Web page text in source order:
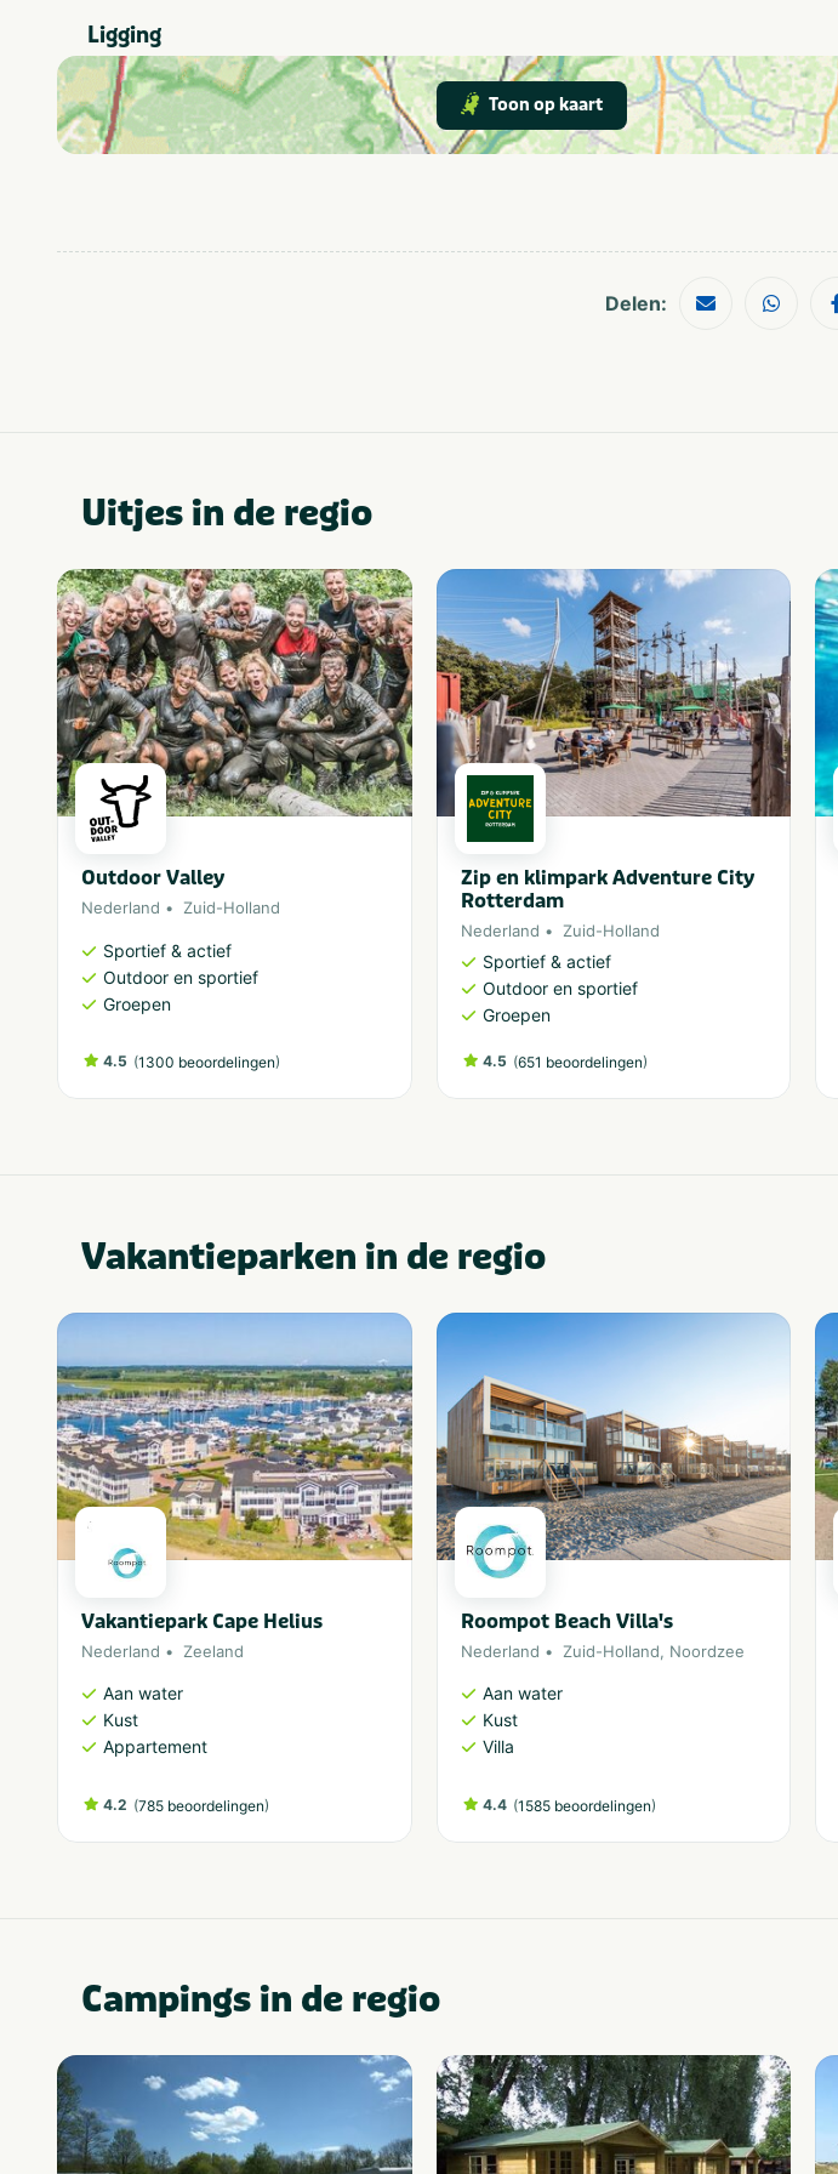
Provincie(s) en streek Zuid-Holland Ouddorp
Ligging
Toon op kaart
Delen:
Uitjes in de regio
Outdoor Valley
Nederland Zuid-Holland
Sportief & actief
Outdoor en sportief
Groepen
4.5 (1300 beoordelingen)
Zip en klimpark Adventure City
Rotterdam
Nederland Zuid-Holland
Sportief & actief
Outdoor en sportief
Groepen
4.5 (651 beoordelingen)
Vakantieparken in de regio
Vakantiepark Cape Helius
Nederland Zeeland
Aan water
Kust
Appartement
4.2 (785 beoordelingen)
Roompot Beach Villa's
Nederland Zuid-Holland, Noordzee
Aan water
Kust
Villa
4.4 (1585 beoordelingen)
Campings in de regio